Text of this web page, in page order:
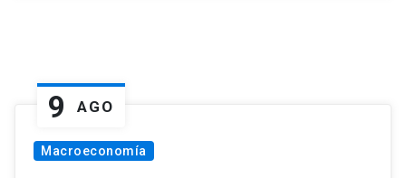
9 AGO
Macroeconomía